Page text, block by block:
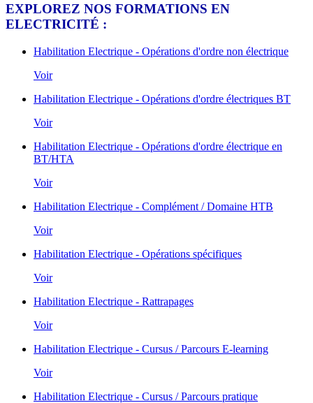
EXPLOREZ NOS FORMATIONS EN
ELECTRICITÉ :
Habilitation Electrique - Opérations d'ordre non électrique
Voir
Habilitation Electrique - Opérations d'ordre électriques BT
Voir
Habilitation Electrique - Opérations d'ordre électrique en
BT/HTA
Voir
Habilitation Electrique - Complément / Domaine HTB
Voir
Habilitation Electrique - Opérations spécifiques
Voir
Habilitation Electrique - Rattrapages
Voir
Habilitation Electrique - Cursus / Parcours E-learning
Voir
Habilitation Electrique - Cursus / Parcours pratique